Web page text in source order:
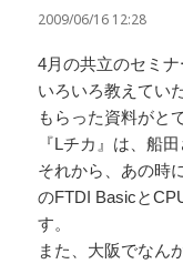
り:
2009/06/16 12:28
4月の共立のセミナ
いろいろ教えてい
もらった資料がと
『Lチカ』は、船
それから、あの時
のFTDI Basicと
す。
また、大阪でなん